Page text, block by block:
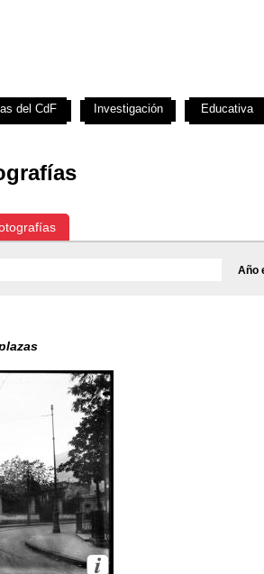
Año
del CdF Investigación Educativa